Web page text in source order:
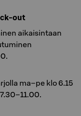
out
aikaisintaan
ma–pe klo 6.15